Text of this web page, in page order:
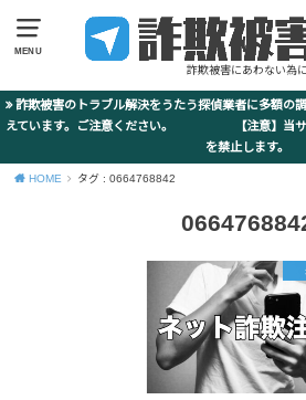
MENU
詐欺被害にあわない為に
詐欺被害のトラブル解決をうたう探偵業者に多額の
えています。ご注意ください。 【注意】当サイ
を禁止します。
HOME タグ : 0664768842